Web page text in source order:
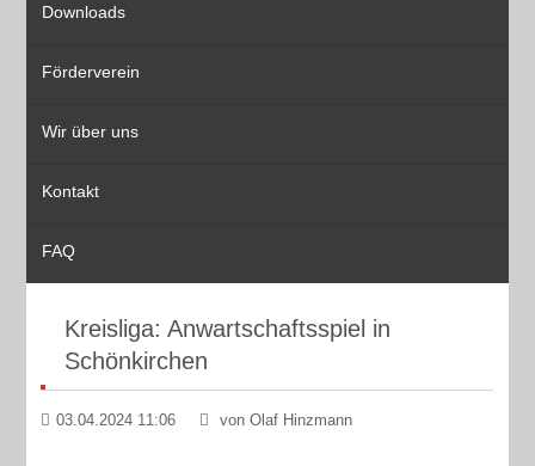
Downloads
Förderverein
Wir über uns
Kontakt
FAQ
Kreisliga: Anwartschaftsspiel in
Schönkirchen
03.04.2024 11:06 von Olaf Hinzmann